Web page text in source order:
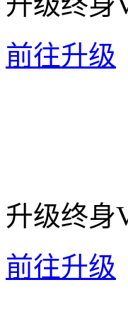
前往升级
升级终身
前往升级